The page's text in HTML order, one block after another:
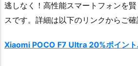
逃しなく！高性能スマートフォンを
スです。詳細は以下のリンクからご確
Xiaomi POCO F7 Ultra 20%ポイント